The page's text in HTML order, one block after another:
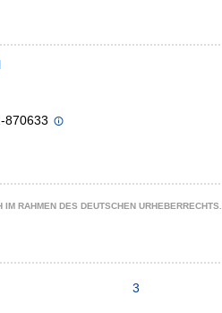
870633
RAHMEN DES DEUTSCHEN URHEBERRECHTS.
3